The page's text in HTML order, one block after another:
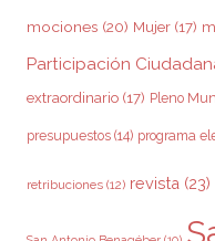
mociones (20) Mujer (17)
Participación
extraordinario (17) Pleno
presupuestos (14) programa
retribuciones (12) revista (23)